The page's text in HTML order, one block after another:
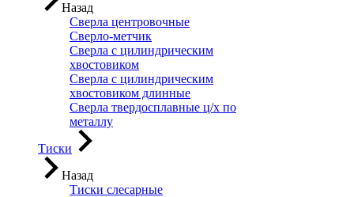
Назад
Сверла центровочные
Сверло-метчик
Сверла с цилиндрическим
хвостовиком
Сверла с цилиндрическим
хвостовиком длинные
Сверла твердосплавные ц/х по
металлу
Тиски
Назад
Тиски слесарные